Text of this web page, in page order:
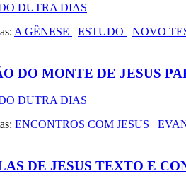
DUTRA DIAS
A GÊNESE ESTUDO NOVO
DO MONTE DE JESUS
DUTRA DIAS
ENCONTROS COM JESUS
DE JESUS TEXTO E